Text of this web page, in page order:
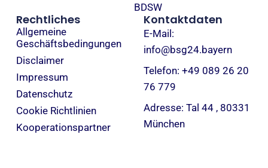
BDSW
Rechtliches
Allgemeine
Geschäftsbedingungen
Disclaimer
Impressum
Datenschutz
Cookie Richtlinien
Kooperationspartner
Kontaktdaten
E-Mail:
info@bsg24.bayern
Telefon: +49 089 26 20
76 779
Adresse: Tal 44 , 80331
München